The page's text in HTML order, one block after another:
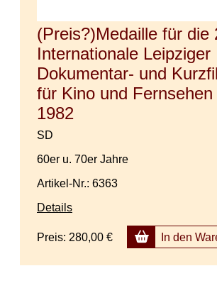
(Preis?)Medaille für die
Internationale Leipziger
Dokumentar- und
für Kino und Fernsehen
1982
SD
60er u. 70er Jahre
Artikel-Nr.: 6363
Details
Preis: 280,00 € In den